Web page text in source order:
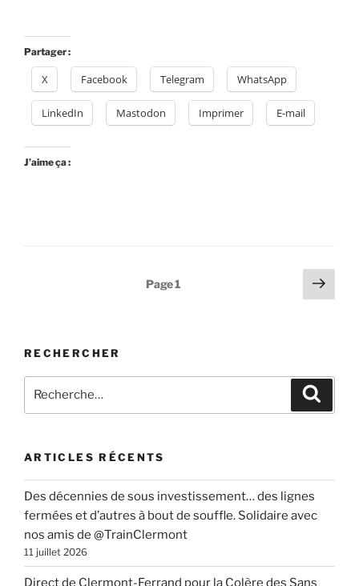
Partager :
X Facebook Telegram WhatsApp
LinkedIn Mastodon Imprimer E-mail
J’aime ça :
Page1
Page
RECHERCHER
pour
ARTICLES RÉCENTS
Des décennies de sous investissement… des lignes
fermées et d’autres à bout de souffle. Solidaire avec
nos amis de @TrainClermont
11 juillet 2026
Direct de Clermont-Ferrand pour la Colère des Sans